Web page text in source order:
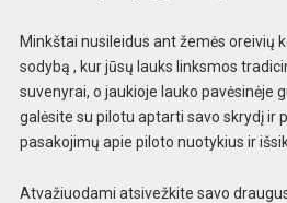
Minkštai nusileidus ant žemės oreivių
sodybą , kur jūsų lauks linksmos
suvenyrai, o jaukioje lauko pavėsinėje
galėsite su pilotu aptarti savo skrydį ir
pasakojimų apie piloto nuotykius ir
Atvažiuodami atsivežkite savo